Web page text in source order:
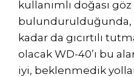
kullanımlı doğası
bulundurulduğunda,
kadar da gıcırtılı
olacak WD-40’ı bu
iyi, beklenmedik